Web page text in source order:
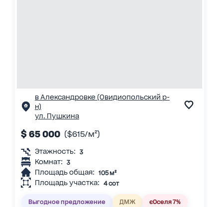
в Александровке (Овидиопольский р-
н)
ул. Пушкина
$ 65 000 ($615/м²)
Этажность: 3
Комнат: 3
Площадь общая: 105 м²
Площадь участка: 4 сот
Выгодное предложение ДМЖ єОселя 7%